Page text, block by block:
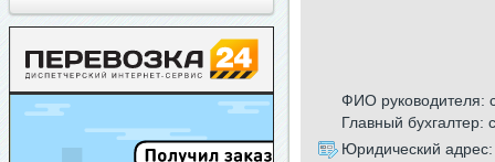
ФИО руководителя:
Главный бухгалтер:
Юридический адрес: